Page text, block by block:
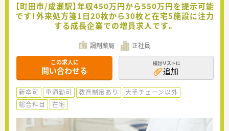
【町田市/成瀬駅】年収450万円から550万円を提示可能
です！外来処方箋1日20枚から30枚と在宅5施設に注力
する成長企業での増員求人です。
調剤薬局 正社員
この求人に
問い合わせる
検討リストに
追加
新卒可 車通勤可 教育制度あり
大手チェーン以外
総合科目
在宅